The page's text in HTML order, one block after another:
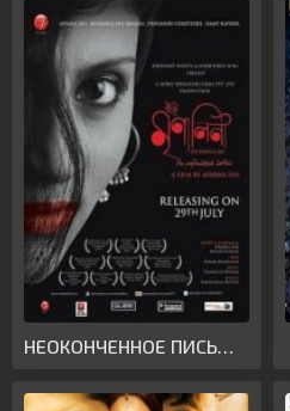
НЕОКОНЧЕННОЕ ПИСЬМО(2010)